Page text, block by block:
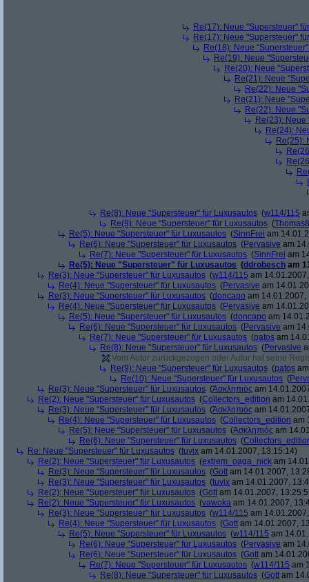
Re(17): Neue "Supersteuer"
Re(17): Neue "Supersteuer"
Re(18): Neue
Re(19): Neue
Re(20): Neue
Re(21): Neue
Re(22): Neue
Re(21): Neue
Re(22): Neue
Re(23):
Re(24):
Re(25):
Re(8): Neue "Supersteuer" für Luxusautos (w114/115
Re(9): Neue "Supersteuer" für Luxusautos (
Re(5): Neue "Supersteuer" für Luxusautos (SinnFrei am
Re(6): Neue "Supersteuer" für Luxusautos (Pervasive am
Re(7): Neue "Supersteuer" für Luxusautos (SinnFrei am
Re(5): Neue "Supersteuer" für Luxusautos (ddrobesch am
Re(3): Neue "Supersteuer" für Luxusautos (w114/115 am
Re(4): Neue "Supersteuer" für Luxusautos (Pervasive am
Re(3): Neue "Supersteuer" für Luxusautos (doncapo am 14.01.2007,
Re(4): Neue "Supersteuer" für Luxusautos (Pervasive am
Re(5): Neue "Supersteuer" für Luxusautos (doncapo am
Re(6): Neue "Supersteuer" für Luxusautos (Pervasive am
Re(7): Neue "Supersteuer" für Luxusautos (patos am
Re(8): Neue "Supersteuer" für Luxusautos (Pervasive
Vom Autor zurückgezogen oder Autor hat seine
Re(9): Neue "Supersteuer" für Luxusautos (patos
Re(10): Neue "Supersteuer" für Luxusautos (
Re(3): Neue "Supersteuer" für Luxusautos (Ἀσκληπιός am
Re(2): Neue "Supersteuer" für Luxusautos (Collectors_edition am
Re(3): Neue "Supersteuer" für Luxusautos (Ἀσκληπιός am
Re(4): Neue "Supersteuer" für Luxusautos (Collectors_edition am
Re(5): Neue "Supersteuer" für Luxusautos (Ἀσκληπιός am
Re(6): Neue "Supersteuer" für Luxusautos (
Re: Neue "Supersteuer" für Luxusautos (tuvix am 14.01.2007, 13:15:14)
Re(2): Neue "Supersteuer" für Luxusautos (extrem_oaga_nick am
Re(3): Neue "Supersteuer" für Luxusautos (Gott am 14.01.2007,
Re(3): Neue "Supersteuer" für Luxusautos (tuvix am 14.01.2007,
Re(2): Neue "Supersteuer" für Luxusautos (Gott am 14.01.2007,
Re(2): Neue "Supersteuer" für Luxusautos (vawoka am 14.01.2007,
Re(3): Neue "Supersteuer" für Luxusautos (w114/115 am
Re(4): Neue "Supersteuer" für Luxusautos (Gott am 14.01.2007,
Re(5): Neue "Supersteuer" für Luxusautos (w114/115 am
Re(6): Neue "Supersteuer" für Luxusautos (Pervasive am
Re(6): Neue "Supersteuer" für Luxusautos (Gott am
Re(7): Neue "Supersteuer" für Luxusautos (w114/115 am
Re(8): Neue "Supersteuer" für Luxusautos (Gott am